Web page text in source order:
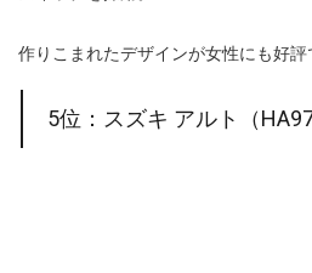
作りこまれたデザインが女性にも好評
5位：スズキ アルト（